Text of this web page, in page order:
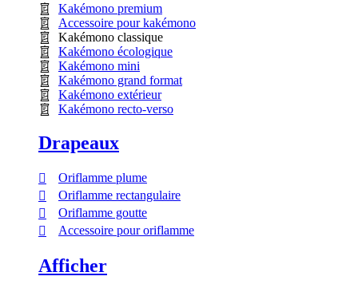
Kakémono premium
Accessoire pour kakémono
Kakémono classique
Kakémono écologique
Kakémono mini
Kakémono grand format
Kakémono extérieur
Kakémono recto-verso
Drapeaux
Oriflamme plume
Oriflamme rectangulaire
Oriflamme goutte
Accessoire pour oriflamme
Afficher